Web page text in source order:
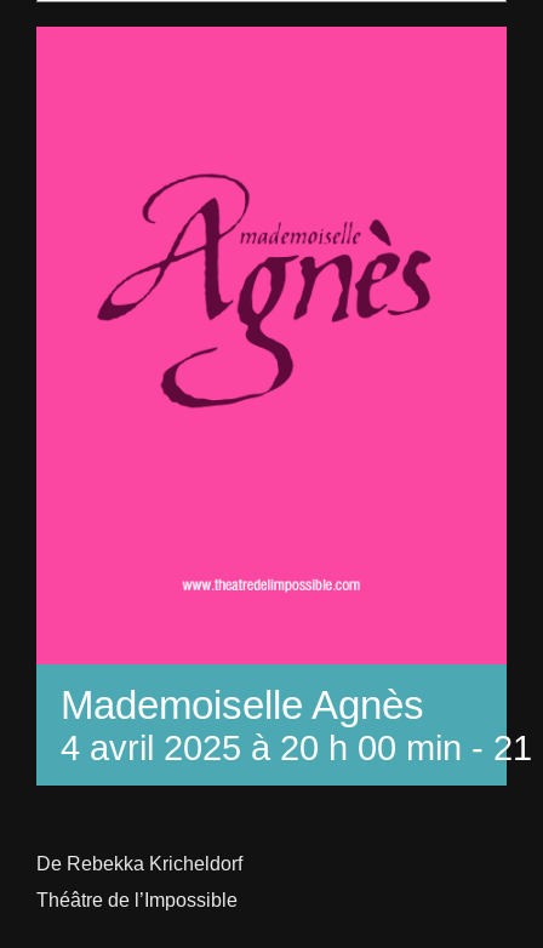
Mademoiselle Agnès
4 avril 2025 à 20 h 00 min - 21
De Rebekka Kricheldorf
Théâtre de l’Impossible